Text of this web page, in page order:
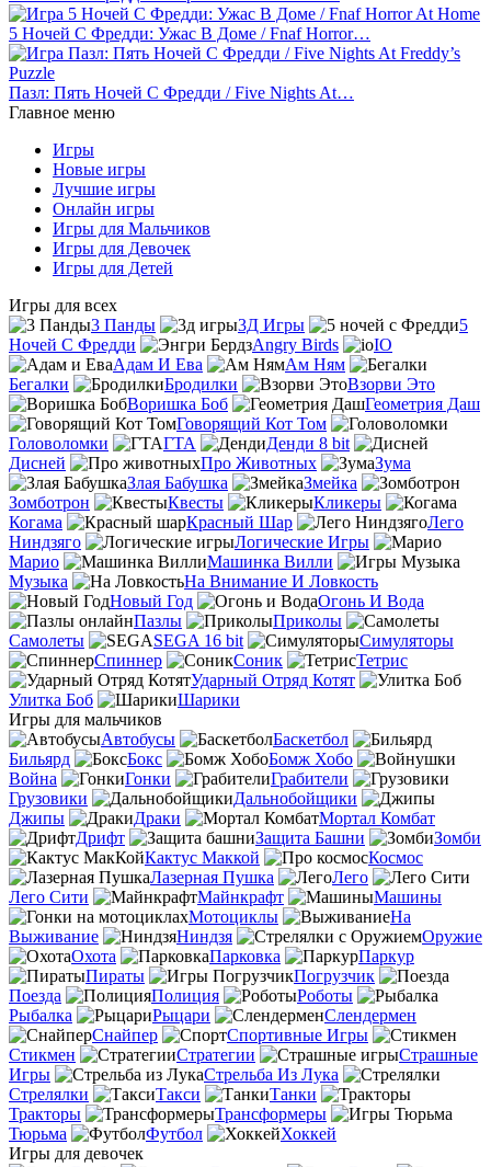
5 Ночей С Фредди: Ужас В Доме / Fnaf Horror…
Пазл: Пять Ночей С Фредди / Five Nights At…
Главное меню
Игры
Новые игры
Лучшие игры
Онлайн игры
Игры для Мальчиков
Игры для Девочек
Игры для Детей
Игры для всех
3 Панды
3Д Игры
5
Ночей С Фредди
Angry Birds
IO
Адам И Ева
Ам Ням
Бегалки
Бродилки
Взорви Это
Воришка Боб
Геометрия Даш
Говорящий Кот Том
Головоломки
ГТА
Денди 8 bit
Дисней
Про Животных
Зума
Злая Бабушка
Змейка
Зомботрон
Квесты
Кликеры
Когама
Красный Шар
Лего
Ниндзяго
Логические Игры
Марио
Машинка Вилли
Музыка
На Внимание И Ловкость
Новый Год
Огонь И Вода
Пазлы
Приколы
Самолеты
SEGA 16 bit
Симуляторы
Спиннер
Соник
Тетрис
Ударный Отряд Котят
Улитка Боб
Шарики
Игры для мальчиков
Автобусы
Баскетбол
Бильярд
Бокс
Бомж Хобо
Война
Гонки
Грабители
Грузовики
Дальнобойщики
Джипы
Драки
Мортал Комбат
Дрифт
Защита Башни
Зомби
Кактус Маккой
Космос
Лазерная Пушка
Лего
Лего Сити
Майнкрафт
Машины
Мотоциклы
На
Выживание
Ниндзя
Оружие
Охота
Парковка
Паркур
Пираты
Погрузчик
Поезда
Полиция
Роботы
Рыбалка
Рыцари
Слендермен
Снайпер
Спортивные Игры
Стикмен
Стратегии
Страшные
Игры
Стрельба Из Лука
Стрелялки
Такси
Танки
Тракторы
Трансформеры
Тюрьма
Футбол
Хоккей
Игры для девочек